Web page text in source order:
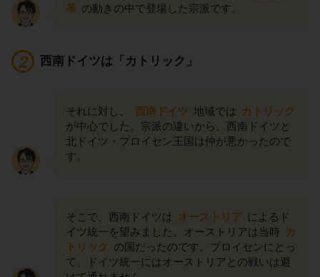
革 の動きの中で登場した宗派です。
西南ドイツは「カトリック」
それに対し、 西南ドイツ 地域では
カトリック
が中心でした。宗派の違いから、西南ドイツと
北ドイツ・プロイセン王国は仲が悪かったので
す。
そこで、西南ドイツは オーストリア によるド
イツ統一を望みました。オーストリアは当時 カ
トリック の国だったのです。プロイセンにとっ
て、ドイツ統一にはオーストリアとの戦いは避